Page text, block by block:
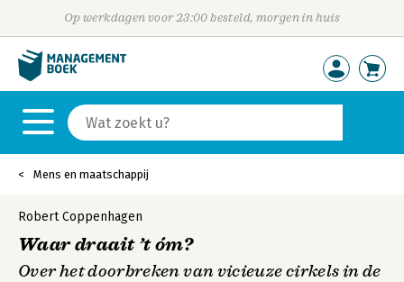
Op werkdagen voor 23:00 besteld, morgen in huis
Mens en maatschappij
Robert Coppenhagen
Waar draait ’t óm?
Over het doorbreken van vicieuze cirkels in de